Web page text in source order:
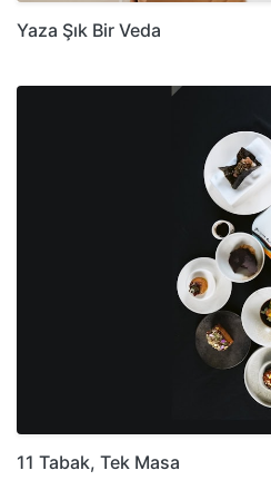
Yaza Şık Bir Veda
11 Tabak, Tek Masa